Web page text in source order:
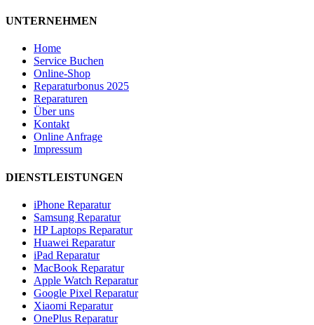
UNTERNEHMEN
Home
Service Buchen
Online-Shop
Reparaturbonus 2025
Reparaturen
Über uns
Kontakt
Online Anfrage
Impressum
DIENSTLEISTUNGEN
iPhone Reparatur
Samsung Reparatur
HP Laptops Reparatur
Huawei Reparatur
iPad Reparatur
MacBook Reparatur
Apple Watch Reparatur
Google Pixel Reparatur
Xiaomi Reparatur
OnePlus Reparatur